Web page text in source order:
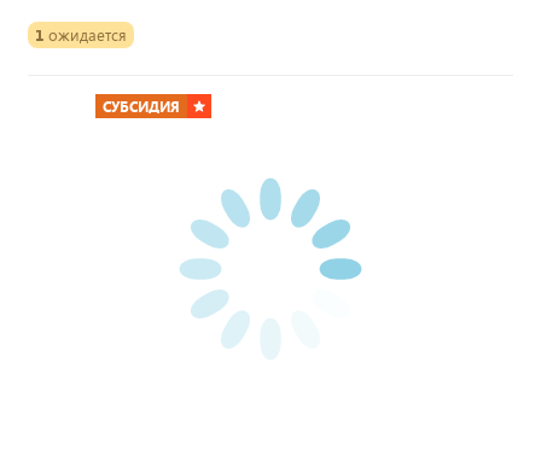
1 ожидается
СУБСИДИЯ